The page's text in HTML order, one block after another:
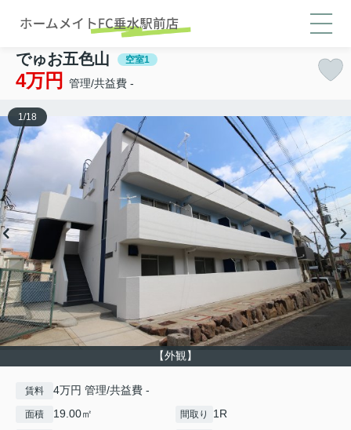
でゅお五色山 空室1
4万円 管理/共益費 -
【外観】
1/18
賃料 4万円 管理/共益費 -
面積 19.00㎡ 間取り 1R